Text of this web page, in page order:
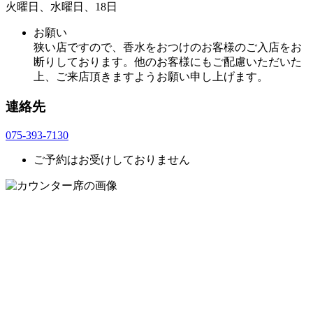
火曜日、水曜日、18日
お願い
狭い店ですので、香水をおつけのお客様のご入店をお
断りしております。他のお客様にもご配慮いただいた
上、ご来店頂きますようお願い申し上げます。
連絡先
075-393-7130
ご予約はお受けしておりません